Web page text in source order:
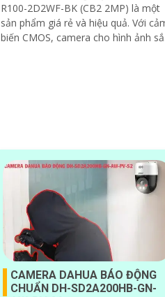
R100-2D2WF-BK (CB2 2MP) là một
sản phẩm giá rẻ và hiệu quả. Với cảm
biến CMOS, camera cho hình ảnh
CAMERA DAHUA BÁO ĐỘNG
CHUẨN DH-SD2A200HB-GN-